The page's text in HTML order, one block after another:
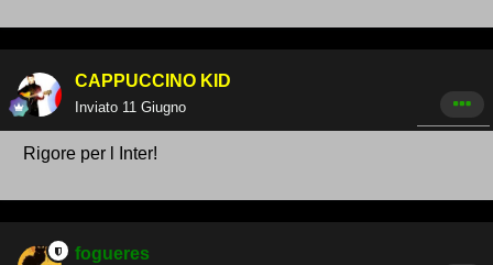
CAPPUCCINO KID
Inviato 11 Giugno
Rigore per l Inter!
fogueres